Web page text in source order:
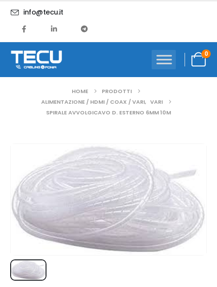
info@tecu.it
0
HOME
PRODOTTI
ALIMENTAZIONE / HDMI / COAX / VARI, VARI
SPIRALE AVVOLGICAVO D. ESTERNO 6MM 10M